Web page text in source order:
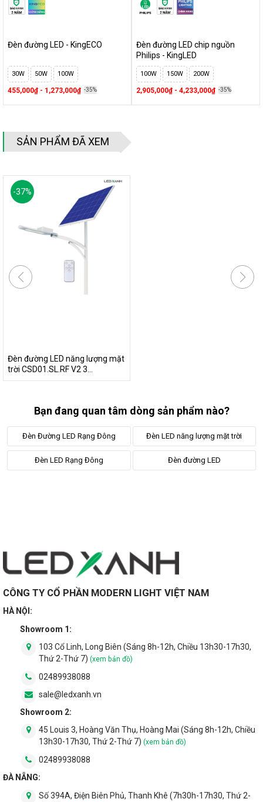
3.Lưu ý khi lắp đặt đèn đường LED năng
Để đảm bảo an toàn trong quá trình sử
dụng, Quý khách hàng xin lưu ý quấn băng
keo đúng kỹ thuật để hơi ẩm và nước
không theo dây dẫn điện vào đèn gây
chập cháy và mất an toàn
Đèn đường LED - KingECO
30W 50W 100W
455,000₫ - 1,273,000₫ -35%
Đèn đường LED chip nguồn
Philips - KingLED
100W 150W 200W
2,905,000₫ - 4,233,000₫ -35%
SẢN PHẨM ĐÃ XEM
-37%
Đèn đường LED năng lượng mặt
trời CSD01.SL.RF V2 3...
Bạn đang quan tâm dòng sản phẩm nào?
Đèn Đường LED Rạng Đông Đèn LED năng lượng mặt trời
Đèn LED Rạng Đông Đèn đường LED
CÔNG TY CỔ PHẦN MODERN LIGHT VIỆT NAM
HÀ NỘI:
Showroom 1:
103 Cổ Linh, Long Biên (Sáng 8h-12h, Chiều 13h30-17h30,
Thứ 2-Thứ 7) (xem bản đồ)
02489938088
sale@ledxanh.vn
Showroom 2:
45 Louis 3, Hoàng Văn Thụ, Hoàng Mai (Sáng 8h-12h, Chiều
13h30-17h30, Thứ 2-Thứ 7) (xem bản đồ)
02489938088
ĐÀ NẴNG:
Số 394A, Điện Biên Phủ, Thanh Khê (7h30h-17h30, Thứ 2-